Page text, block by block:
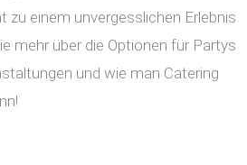
zu einem unvergesslichen Erlebnis
mehr über die Optionen für Partys
und wie man Catering